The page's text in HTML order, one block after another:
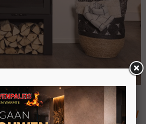
2060 Black Edition High
met houtvak 7kW